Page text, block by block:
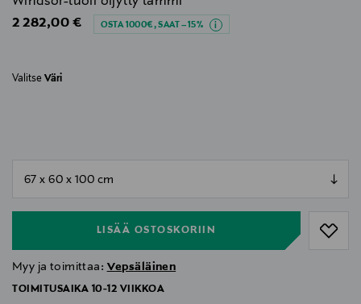
Original Price
2 282,00 € OSTA 1000€, SAAT –15%
Valitse Väri
LISÄÄ OSTOSKORIIN
Myy ja toimittaa: Vepsäläinen
TOIMITUSAIKA 10-12 VIIKKOA